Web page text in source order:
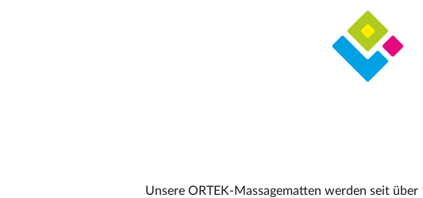
Unsere ORTEK-Massagematten werden seit